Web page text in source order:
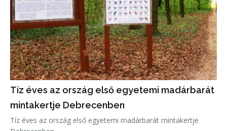
Tíz éves az ország első egyetemi madárbarát
mintakertje Debrecenben
Tíz éves az ország első egyetemi madárbarát mintakertje